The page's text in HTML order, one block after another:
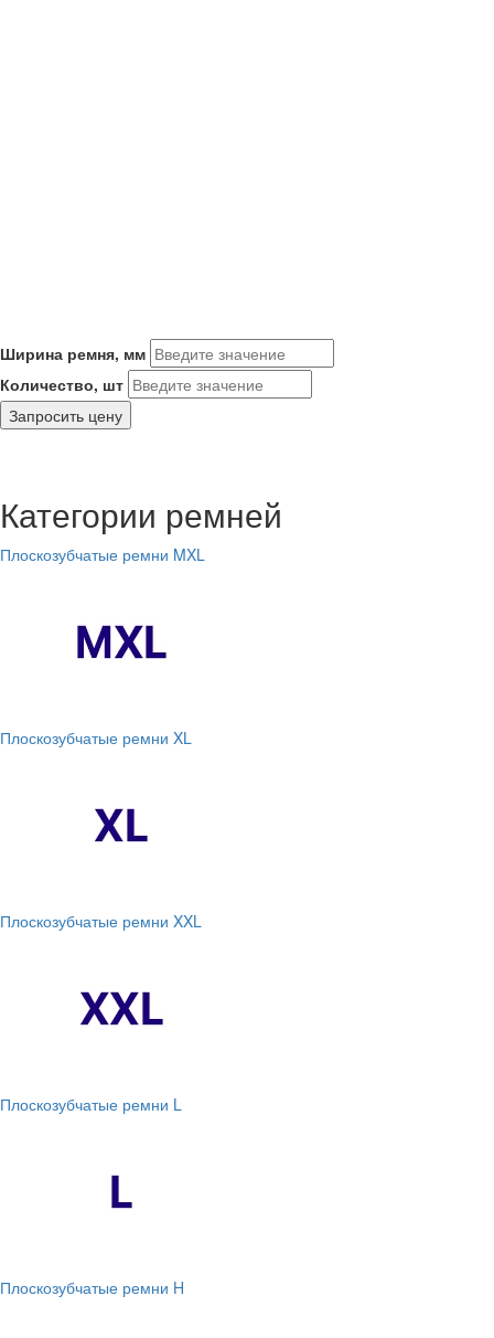
Ширина ремня, мм
Количество, шт
Запросить цену
Категории ремней
Плоскозубчатые ремни MXL
Плоскозубчатые ремни XL
Плоскозубчатые ремни XXL
Плоскозубчатые ремни L
Плоскозубчатые ремни H